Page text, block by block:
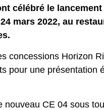
célébré le
mars 2022, au
concessions Horizon
pour une présentation
nouveau CE 04 sous